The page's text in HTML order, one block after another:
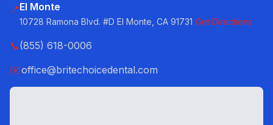
📍El Monte
10728 Ramona Blvd. #D El Monte, CA 91731 Get Directions
📞(855) 618-0006
✉️office@britechoicedental.com